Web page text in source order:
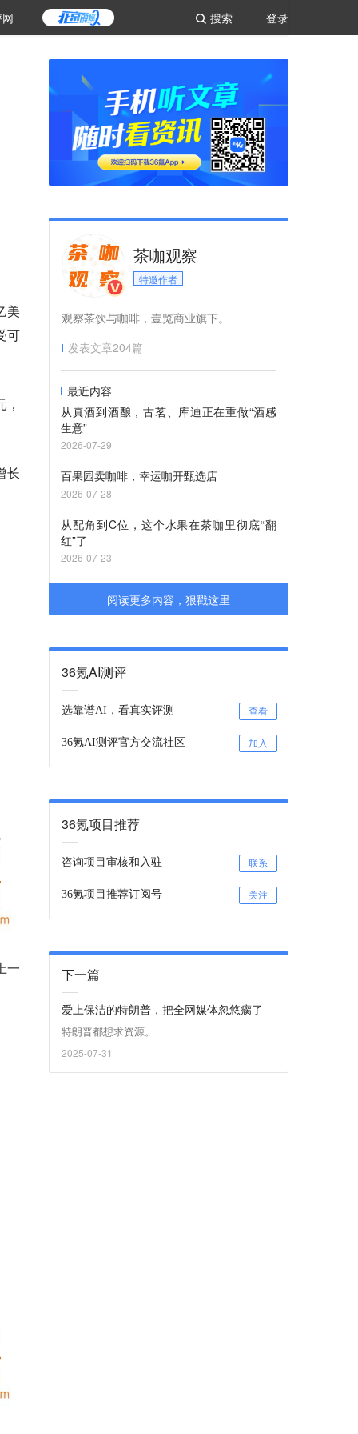
登录
搜索
美
可
长
一
茶咖观察
特邀作者
观察茶饮与咖啡，壹览商业旗下。
发表文章204篇
最近内容
从真酒到酒酿，古茗、库迪正在重做“酒感
生意”
2026-07-29
百果园卖咖啡，幸运咖开甄选店
2026-07-28
从配角到C位，这个水果在茶咖里彻底“翻
红”了
2026-07-23
阅读更多内容，狠戳这里
36氪AI测评
选靠谱AI，看真实评测 查看
36氪AI测评官方交流社区 加入
36氪项目推荐
咨询项目审核和入驻 联系
36氪项目推荐订阅号 关注
下一篇
爱上保洁的特朗普，把全网媒体忽悠瘸了
特朗普都想求资源。
2025-07-31